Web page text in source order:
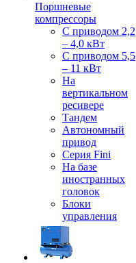
Поршневые
компрессоры
С приводом 2,2
– 4,0 кВт
С приводом 5,5
– 11 кВт
На
вертикальном
ресивере
Тандем
Автономный
привод
Серия Fini
На базе
иностранных
головок
Блоки
управления